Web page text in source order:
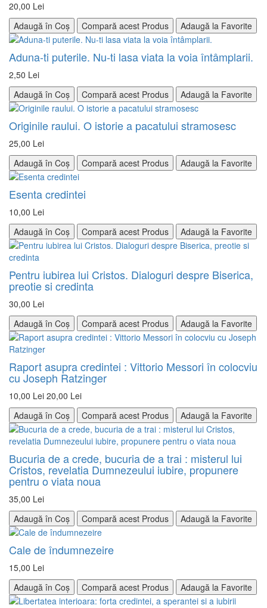
20,00 Lei
Adaugă în Coș
Compară acest Produs Adaugă la Favorite
Aduna-ti puterile. Nu-ti lasa viata la voia întâmplarii.
2,50 Lei
Adaugă în Coș
Compară acest Produs Adaugă la Favorite
Originile raului. O istorie a pacatului stramosesc
25,00 Lei
Adaugă în Coș
Compară acest Produs Adaugă la Favorite
Esenta credintei
10,00 Lei
Adaugă în Coș
Compară acest Produs Adaugă la Favorite
Pentru iubirea lui Cristos. Dialoguri despre Biserica,
preotie si credinta
30,00 Lei
Adaugă în Coș
Compară acest Produs Adaugă la Favorite
Raport asupra credintei : Vittorio Messori în colocviu
cu Joseph Ratzinger
10,00 Lei 20,00 Lei
Adaugă în Coș
Compară acest Produs Adaugă la Favorite
Bucuria de a crede, bucuria de a trai : misterul lui
Cristos, revelatia Dumnezeului iubire, propunere
pentru o viata noua
35,00 Lei
Adaugă în Coș
Compară acest Produs Adaugă la Favorite
Cale de îndumnezeire
15,00 Lei
Adaugă în Coș
Compară acest Produs Adaugă la Favorite